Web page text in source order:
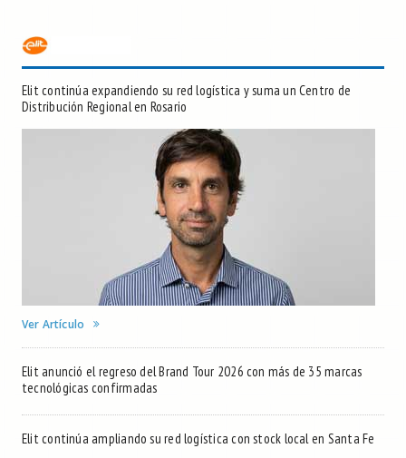
Elit continúa expandiendo su red logística y suma un Centro de
Distribución Regional en Rosario
Ver Artículo
Elit anunció el regreso del Brand Tour 2026 con más de 35 marcas
tecnológicas confirmadas
Elit continúa ampliando su red logística con stock local en Santa Fe